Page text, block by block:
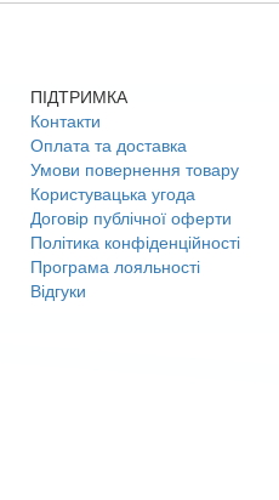
ПІДТРИМКА
Контакти
Оплата та доставка
Умови повернення товару
Користувацька угода
Договір публічної оферти
Політика конфіденційності
Програма лояльності
Відгуки